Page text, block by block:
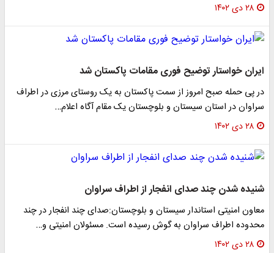
۲۸ دی ۱۴۰۲
ایران خواستار توضیح فوری مقامات پاکستان شد
در پی حمله صبح امروز از سمت پاکستان به یک روستای مرزی در اطراف
سراوان در استان سیستان و بلوچستان یک مقام آگاه اعلام…
۲۸ دی ۱۴۰۲
شنیده شدن چند صدای انفجار از اطراف سراوان
معاون امنیتی استاندار سیستان و بلوچستان:صدای چند انفجار در چند
محدوده اطراف سراوان به گوش رسیده است. مسئولان امنیتی و…
۲۸ دی ۱۴۰۲